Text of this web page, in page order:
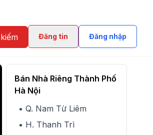
Đăng tin Đăng nhập
Bán Nhà Riêng Thành Phố
Hà Nội
• Q. Nam Từ Liêm
• H. Thanh Trì